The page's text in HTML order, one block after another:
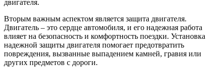
двигателя.
Вторым важным аспектом является защита двигателя.
Двигатель – это сердце автомобиля, и его надежная работа
влияет на безопасность и комфортность поездки. Установка
надежной защиты двигателя помогает предотвратить
повреждения, вызванные выпадением камней, гравия или
других предметов с дороги.